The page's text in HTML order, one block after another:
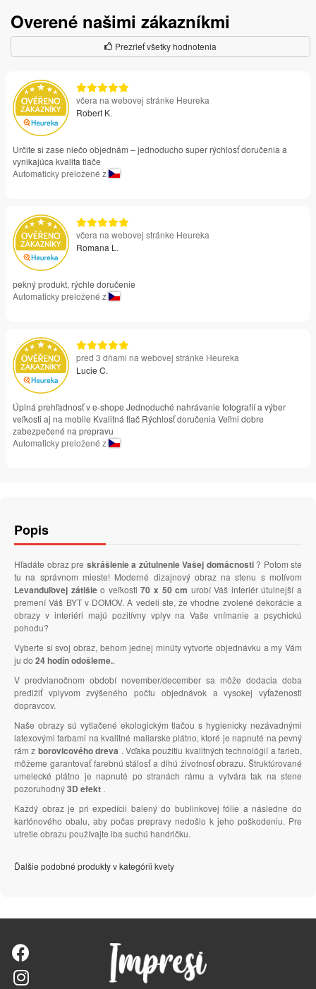
Overené našimi zákazníkmi
Prezrieť všetky hodnotenia
včera na webovej stránke Heureka
Robert K.
Určite si zase niečo objednám – jednoducho super rýchlosť doručenia a
vynikajúca kvalita tlače
Automaticky preložené z
včera na webovej stránke Heureka
Romana L.
pekný produkt, rýchle doručenie
Automaticky preložené z
pred 3 dňami na webovej stránke Heureka
Lucie C.
Úplná prehľadnosť v e-shope Jednoduché nahrávanie fotografií a výber
veľkosti aj na mobile Kvalitná tlač Rýchlosť doručenia Veľmi dobre
zabezpečené na prepravu
Automaticky preložené z
Popis
Hľadáte obraz pre skrášlenie a zútulnenie Vašej domácnosti ? Potom ste
tu na správnom mieste! Moderné dizajnový obraz na stenu s motívom
Levanduľovej zátišieo veľkosti70 x 50 cm urobí Váš interiér útulnejší a
premení Váš BYT v DOMOV. A vedeli ste, že vhodne zvolené dekorácie a
obrazy v interiéri majú pozitívny vplyv na Vaše vnímanie a psychickú
pohodu?
Vyberte si svoj obraz, behom jednej minúty vytvorte objednávku a my Vám
ju do 24 hodín odošleme..
V predvianočnom období november/december sa môže dodacia doba
predlžiť vplyvom zvýšeného počtu objednávok a vysokej vyťaženosti
dopravcov.
Naše obrazy sú vytlačené ekologickým tlačou s hygienicky nezávadnými
latexovými farbami na kvalitné maliarske plátno, ktoré je napnuté na pevný
rám z borovicového dreva . Vďaka použitiu kvalitných technológií a farieb,
môžeme garantovať farebnú stálosť a dlhú životnosť obrazu. Štruktúrované
umelecké plátno je napnuté po stranách rámu a vytvára tak na stene
pozoruhodný3D efekt .
Každý obraz je pri expedícii balený do bublinkovej fólie a následne do
kartónového obalu, aby počas prepravy nedošlo k jeho poškodeniu. Pre
utretie obrazu používajte iba suchú handričku.
Ďalšie podobné produkty v kategórii kvety